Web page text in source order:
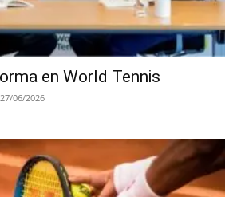
en World Tennis
27/06/2026